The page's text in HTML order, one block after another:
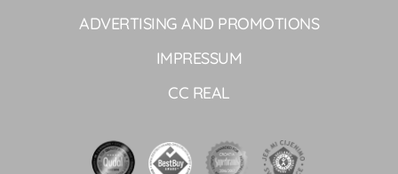
ADVERTISING AND PROMOTIONS
IMPRESSUM
CC REAL